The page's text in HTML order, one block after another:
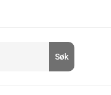
Søk